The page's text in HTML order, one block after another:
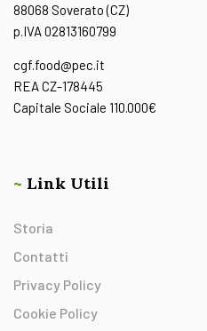
88068 Soverato (CZ)
p.IVA 02813160799
cgf.food@pec.it
REA CZ-178445
Capitale Sociale 110.000€
~ Link Utili
Storia
Contatti
Privacy Policy
Cookie Policy